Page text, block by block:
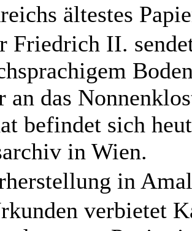
ältestes
Friedrich II.
an das
befindet sich
in Wien.
in
verbietet